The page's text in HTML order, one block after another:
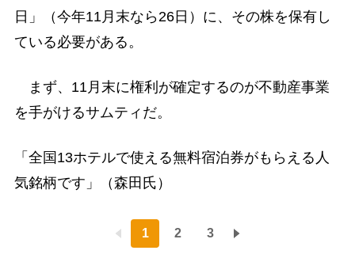
日」（今年11月末なら26日）に、その株を保有し
ている必要がある。
まず、11月末に権利が確定するのが不動産事業
を手がけるサムティだ。
「全国13ホテルで使える無料宿泊券がもらえる人
気銘柄です」（森田氏）
1 2 3